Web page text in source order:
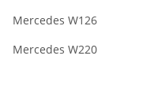
Mercedes W126
Mercedes W220